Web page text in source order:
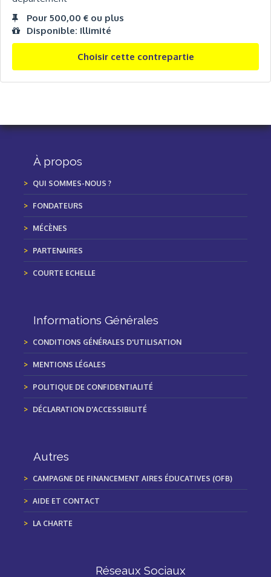
Pour 500,00 € ou plus
Disponible: Illimité
Choisir cette contrepartie
À propos
QUI SOMMES-NOUS ?
FONDATEURS
MÉCÈNES
PARTENAIRES
COURTE ECHELLE
Informations Générales
CONDITIONS GÉNÉRALES D'UTILISATION
MENTIONS LÉGALES
POLITIQUE DE CONFIDENTIALITÉ
DÉCLARATION D'ACCESSIBILITÉ
Autres
CAMPAGNE DE FINANCEMENT AIRES ÉDUCATIVES (OFB)
AIDE ET CONTACT
LA CHARTE
Réseaux Sociaux